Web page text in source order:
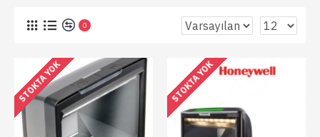
0
STOKTA YOK STOKTA YOK